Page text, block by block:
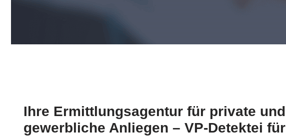
Ihre Ermittlungsagentur für private und
gewerbliche Anliegen – VP-Detektei für